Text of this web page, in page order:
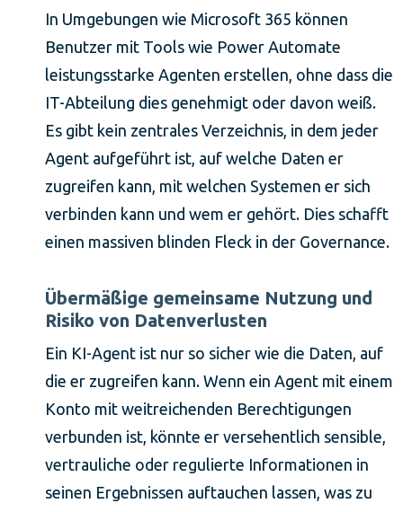
In Umgebungen wie Microsoft 365 können
Benutzer mit Tools wie Power Automate
leistungsstarke Agenten erstellen, ohne dass die
IT-Abteilung dies genehmigt oder davon weiß.
Es gibt kein zentrales Verzeichnis, in dem jeder
Agent aufgeführt ist, auf welche Daten er
zugreifen kann, mit welchen Systemen er sich
verbinden kann und wem er gehört. Dies schafft
einen massiven blinden Fleck in der Governance.
Übermäßige gemeinsame Nutzung und
Risiko von Datenverlusten
Ein KI-Agent ist nur so sicher wie die Daten, auf
die er zugreifen kann. Wenn ein Agent mit einem
Konto mit weitreichenden Berechtigungen
verbunden ist, könnte er versehentlich sensible,
vertrauliche oder regulierte Informationen in
seinen Ergebnissen auftauchen lassen, was zu